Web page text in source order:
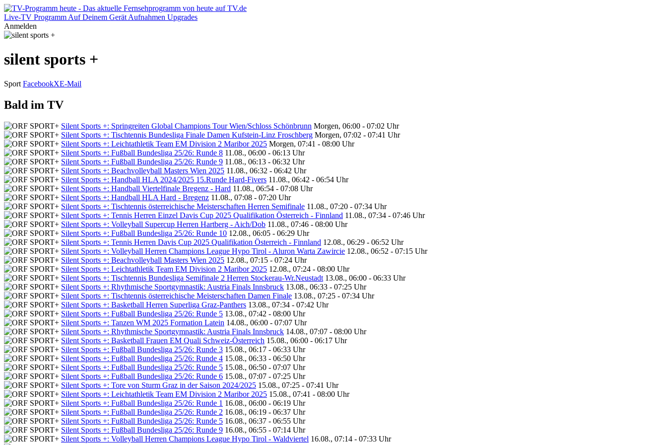
Live-TV Programm Auf Deinem Gerät Aufnahmen Upgrades
Anmelden
silent sports +
Sport FacebookXE-Mail
Bald im TV
Silent Sports +: Springreiten Global Champions Tour Wien/Schloss Schönbrunn Morgen, 06:00 - 07:02 Uhr
Silent Sports +: Tischtennis Bundesliga Finale Damen Kufstein-Linz Froschberg Morgen, 07:02 - 07:41 Uhr
Silent Sports +: Leichtathletik Team EM Division 2 Maribor 2025 Morgen, 07:41 - 08:00 Uhr
Silent Sports +: Fußball Bundesliga 25/26: Runde 8 11.08., 06:00 - 06:13 Uhr
Silent Sports +: Fußball Bundesliga 25/26: Runde 9 11.08., 06:13 - 06:32 Uhr
Silent Sports +: Beachvolleyball Masters Wien 2025 11.08., 06:32 - 06:42 Uhr
Silent Sports +: Handball HLA 2024/2025 15.Runde Hard-Fivers 11.08., 06:42 - 06:54 Uhr
Silent Sports +: Handball Viertelfinale Bregenz - Hard 11.08., 06:54 - 07:08 Uhr
Silent Sports +: Handball HLA Hard - Bregenz 11.08., 07:08 - 07:20 Uhr
Silent Sports +: Tischtennis österreichische Meisterschaften Herren Semifinale 11.08., 07:20 - 07:34 Uhr
Silent Sports +: Tennis Herren Einzel Davis Cup 2025 Qualifikation Österreich - Finnland 11.08., 07:34 - 07:46 Uhr
Silent Sports +: Volleyball Supercup Herren Hartberg - Aich/Dob 11.08., 07:46 - 08:00 Uhr
Silent Sports +: Fußball Bundesliga 25/26: Runde 10 12.08., 06:05 - 06:29 Uhr
Silent Sports +: Tennis Herren Davis Cup 2025 Qualifikation Österreich - Finnland 12.08., 06:29 - 06:52 Uhr
Silent Sports +: Volleyball Herren Champions League Hypo Tirol - Aluron Warta Zawircie 12.08., 06:52 - 07:15 Uhr
Silent Sports +: Beachvolleyball Masters Wien 2025 12.08., 07:15 - 07:24 Uhr
Silent Sports +: Leichtathletik Team EM Division 2 Maribor 2025 12.08., 07:24 - 08:00 Uhr
Silent Sports +: Tischtennis Bundesliga Semifinale 2 Herren Stockerau-Wr.Neustadt 13.08., 06:00 - 06:33 Uhr
Silent Sports +: Rhythmische Sportgymnastik: Austria Finals Innsbruck 13.08., 06:33 - 07:25 Uhr
Silent Sports +: Tischtennis österreichische Meisterschaften Damen Finale 13.08., 07:25 - 07:34 Uhr
Silent Sports +: Basketball Herren Superliga Graz-Panthers 13.08., 07:34 - 07:42 Uhr
Silent Sports +: Fußball Bundesliga 25/26: Runde 5 13.08., 07:42 - 08:00 Uhr
Silent Sports +: Tanzen WM 2025 Formation Latein 14.08., 06:00 - 07:07 Uhr
Silent Sports +: Rhythmische Sportgymnastik: Austria Finals Innsbruck 14.08., 07:07 - 08:00 Uhr
Silent Sports +: Basketball Frauen EM Quali Schweiz-Österreich 15.08., 06:00 - 06:17 Uhr
Silent Sports +: Fußball Bundesliga 25/26: Runde 3 15.08., 06:17 - 06:33 Uhr
Silent Sports +: Fußball Bundesliga 25/26: Runde 4 15.08., 06:33 - 06:50 Uhr
Silent Sports +: Fußball Bundesliga 25/26: Runde 5 15.08., 06:50 - 07:07 Uhr
Silent Sports +: Fußball Bundesliga 25/26: Runde 6 15.08., 07:07 - 07:25 Uhr
Silent Sports +: Tore von Sturm Graz in der Saison 2024/2025 15.08., 07:25 - 07:41 Uhr
Silent Sports +: Leichtathletik Team EM Division 2 Maribor 2025 15.08., 07:41 - 08:00 Uhr
Silent Sports +: Fußball Bundesliga 25/26: Runde 1 16.08., 06:00 - 06:19 Uhr
Silent Sports +: Fußball Bundesliga 25/26: Runde 2 16.08., 06:19 - 06:37 Uhr
Silent Sports +: Fußball Bundesliga 25/26: Runde 5 16.08., 06:37 - 06:55 Uhr
Silent Sports +: Fußball Bundesliga 25/26: Runde 9 16.08., 06:55 - 07:14 Uhr
Silent Sports +: Volleyball Herren Champions League Hypo Tirol - Waldviertel 16.08., 07:14 - 07:33 Uhr